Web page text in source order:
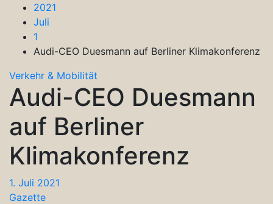
2021
Juli
1
Audi-CEO Duesmann auf Berliner Klimakonferenz
Verkehr & Mobilität
Audi-CEO Duesmann
auf Berliner
Klimakonferenz
1. Juli 2021
Gazette